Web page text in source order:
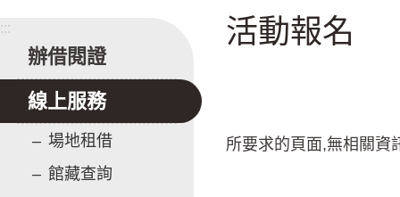
:::
辦借閱證
線上服務
場地租借
館藏查詢
活動報名
所要求的頁面,無相關資